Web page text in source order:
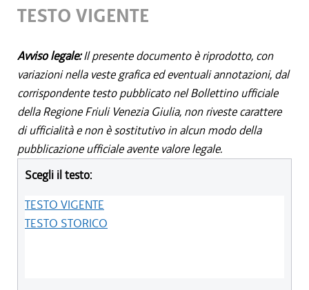
TESTO VIGENTE
Avviso legale:Il presente documento è riprodotto, con
variazioni nella veste grafica ed eventuali annotazioni, dal
corrispondente testo pubblicato nel Bollettino ufficiale
della Regione Friuli Venezia Giulia, non riveste carattere
di ufficialità e non è sostitutivo in alcun modo della
pubblicazione ufficiale avente valore legale.
Scegli il testo:
TESTO VIGENTE
TESTO STORICO